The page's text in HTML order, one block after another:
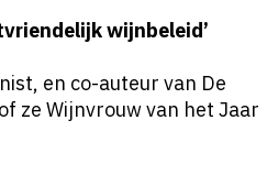
wijnbeleid’
en co-auteur van De
ze Wijnvrouw van het Jaar